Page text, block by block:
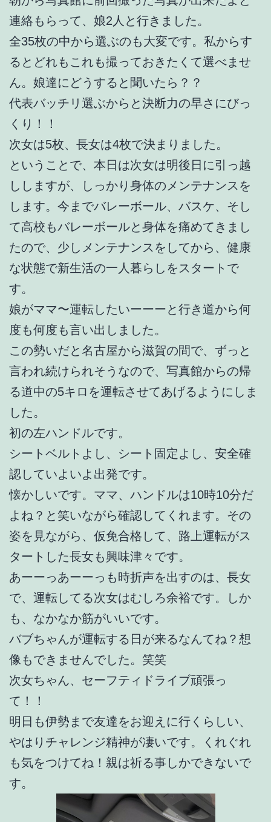
連絡もらって、娘2人と行きました。
全35枚の中から選ぶのも大変です。私からす
るとどれもこれも撮っておきたくて選べませ
ん。娘達にどうすると聞いたら？？
代表バッチリ選ぶからと決断力の早さにびっ
くり！！
次女は5枚、長女は4枚で決まりました。
ということで、本日は次女は明後日に引っ越
ししますが、しっかり身体のメンテナンスを
します。今までバレーボール、バスケ、そし
て高校もバレーボールと身体を痛めてきまし
たので、少しメンテナンスをしてから、健康
な状態で新生活の一人暮らしをスタートで
す。
娘がママ〜運転したいーーーと行き道から何
度も何度も言い出しました。
この勢いだと名古屋から滋賀の間で、ずっと
言われ続けられそうなので、写真館からの帰
る道中の5キロを運転させてあげるようにしま
した。
初の左ハンドルです。
シートベルトよし、シート固定よし、安全確
認していよいよ出発です。
懐かしいです。ママ、ハンドルは10時10分だ
よね？と笑いながら確認してくれます。その
姿を見ながら、仮免合格して、路上運転がス
タートした長女も興味津々です。
あーーっあーーっも時折声を出すのは、長女
で、運転してる次女はむしろ余裕です。しか
も、なかなか筋がいいです。
バブちゃんが運転する日が来るなんてね？想
像もできませんでした。笑笑
次女ちゃん、セーフティドライブ頑張っ
て！！
明日も伊勢まで友達をお迎えに行くらしい、
やはりチャレンジ精神が凄いです。くれぐれ
も気をつけてね！親は祈る事しかできないで
す。